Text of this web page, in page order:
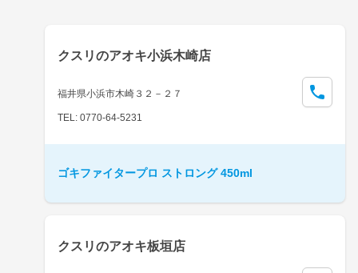
取扱店検索はこちら
クスリのアオキ小浜木崎店
福井県小浜市木崎３２－２７
TEL: 0770-64-5231
ゴキファイタープロ ストロング 450ml
クスリのアオキ板垣店